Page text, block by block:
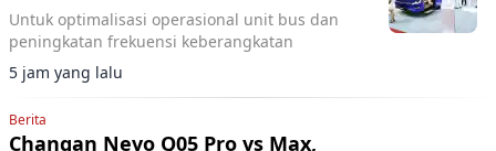
Untuk optimalisasi operasional unit bus dan
peningkatan frekuensi keberangkatan
5 jam yang lalu
Berita
Changan Nevo Q05 Pro vs Max,